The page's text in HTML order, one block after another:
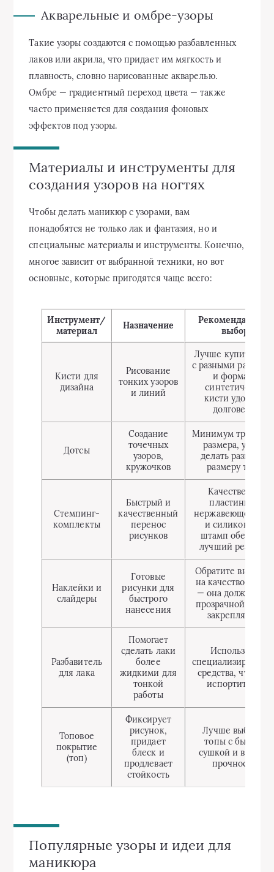
Акварельные и омбре-узоры
Такие узоры создаются с помощью разбавленных
лаков или акрила, что придает им мягкость и
плавность, словно нарисованные акварелью.
Омбре — градиентный переход цвета — также
часто применяется для создания фоновых
эффектов под узоры.
Материалы и инструменты для
создания узоров на ногтях
Чтобы делать маникюр с узорами, вам
понадобятся не только лак и фантазия, но и
специальные материалы и инструменты. Конечно,
многое зависит от выбранной техники, но вот
основные, которые пригодятся чаще всего:
Инструмент/
материал
Назначение
Рекомендации
выбору
Кисти для
дизайна
Рисование
тонких узоров
и линий
Лучше купить
с разными
и формами,
синтетические
кисти удобны и
долговечны
Дотсы
Создание
точечных
узоров,
кружочков
Минимум три
размера, удобно
делать разные по
размеру точки
Стемпинг-
комплекты
Быстрый и
качественный
перенос
рисунков
Качественная
пластинка из
нержавеющей
и силиконовый
штамп обеспечат
лучший
Наклейки и
слайдеры
Готовые
рисунки для
быстрого
нанесения
Обратите
на качество
— она должна
прозрачной и
закрепляемой
Разбавитель
для лака
Помогает
сделать лаки
более
жидкими для
тонкой
работы
Используйте
средства, чтобы
испортить лак
Топовое
покрытие
(топ)
Фиксирует
рисунок,
придает
блеск и
продлевает
стойкость
Лучше выбирать
топы с быстрой
сушкой и
прочностью
Популярные узоры и идеи для
маникюра